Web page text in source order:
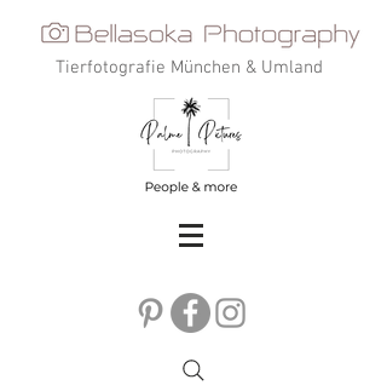
Tierfotografie München & Umland